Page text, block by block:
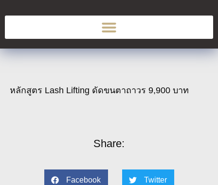
หลักสูตร Lash Lifting ดัดขนตาถาวร 9,900 บาท
Share:
Facebook Twitter